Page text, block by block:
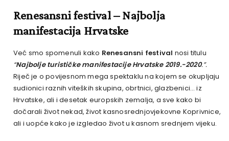
Renesansni festival – Najbolja
manifestacija Hrvatske
Već smo spomenuli kako Renesansni festival nosi titulu
“Najbolje turističke manifestacije Hrvatske 2019.-2020.”.
Riječ je o povijesnom mega spektaklu na kojem se okupljaju
sudionici raznih viteških skupina, obrtnici, glazbenici… iz
Hrvatske, ali i desetak europskih zemalja, a sve kako bi
dočarali život nekad, život kasnosrednjovjekovne Koprivnice,
ali i uopće kako je izgledao život u kasnom srednjem vijeku.